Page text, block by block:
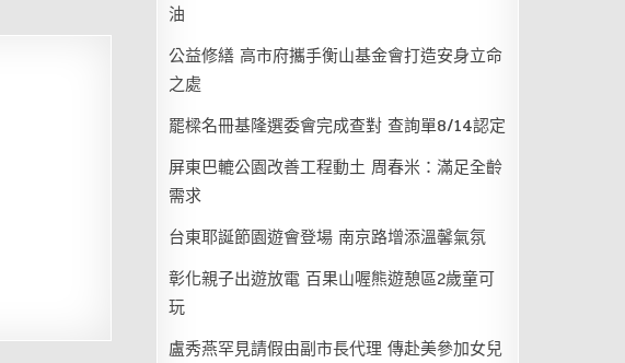
油
公益修繕 高市府攜手衡山基金會打造安身立命
之處
罷樑名冊基隆選委會完成查對 查詢單8/14認定
屏東巴轆公園改善工程動土 周春米：滿足全齡
需求
台東耶誕節園遊會登場 南京路增添溫馨氣氛
彰化親子出遊放電 百果山喔熊遊憩區2歲童可
玩
盧秀燕罕見請假由副市長代理 傳赴美參加女兒